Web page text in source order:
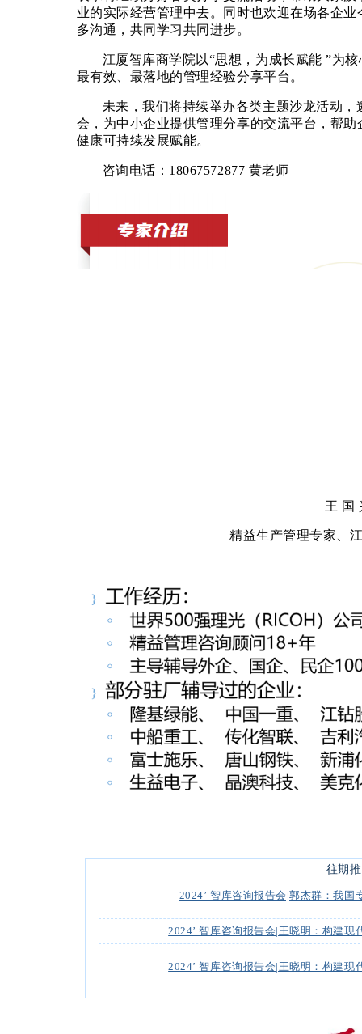
业的实际经营管理中去。同时也欢迎在场各企
多沟通，共同学习共同进步。
江厦智库商学院以“思想，为成长赋能 ”为
最有效、最落地的管理经验分享平台。
未来，我们将持续举办各类主题沙龙活动
会，为中小企业提供管理分享的交流平台，帮
健康可持续发展赋能。
咨询电话：18067572877 黄老师
王国
精益生产管理专家、
往期
2024’ 智库咨询报告会|郭杰群：我
2024’ 智库咨询报告会|王晓明：构建
2024’ 智库咨询报告会|王晓明：构建